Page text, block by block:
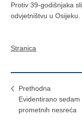
Protiv 39-godišnjaka
odvjetništvu u Osijeku.
Stranica
Prethodna
Evidentirano sedam
prometnih nesreća